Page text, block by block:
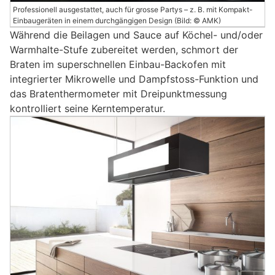
Professionell ausgestattet, auch für grosse Partys – z. B. mit Kompakt-
Einbaugeräten in einem durchgängigen Design (Bild: © AMK)
Während die Beilagen und Sauce auf Köchel- und/oder
Warmhalte-Stufe zubereitet werden, schmort der
Braten im superschnellen Einbau-Backofen mit
integrierter Mikrowelle und Dampfstoss-Funktion und
das Bratenthermometer mit Dreipunktmessung
kontrolliert seine Kerntemperatur.